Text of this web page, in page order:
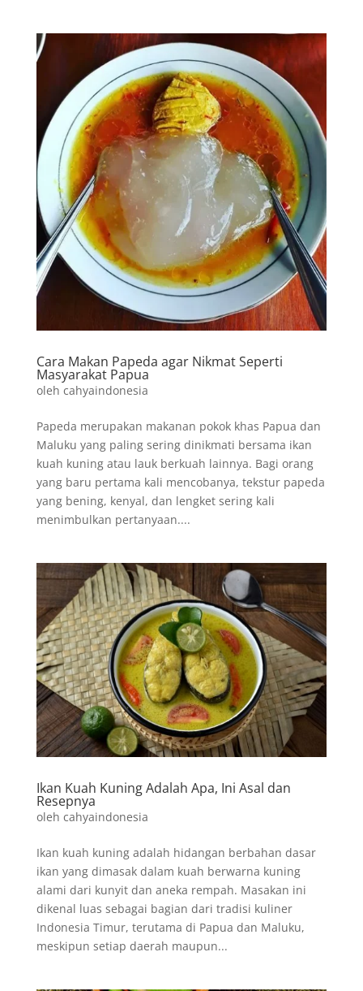
Cara Makan Papeda agar Nikmat Seperti
Masyarakat Papua
oleh cahyaindonesia
Papeda merupakan makanan pokok khas Papua dan
Maluku yang paling sering dinikmati bersama ikan
kuah kuning atau lauk berkuah lainnya. Bagi orang
yang baru pertama kali mencobanya, tekstur papeda
yang bening, kenyal, dan lengket sering kali
menimbulkan pertanyaan....
Ikan Kuah Kuning Adalah Apa, Ini Asal dan
Resepnya
oleh cahyaindonesia
Ikan kuah kuning adalah hidangan berbahan dasar
ikan yang dimasak dalam kuah berwarna kuning
alami dari kunyit dan aneka rempah. Masakan ini
dikenal luas sebagai bagian dari tradisi kuliner
Indonesia Timur, terutama di Papua dan Maluku,
meskipun setiap daerah maupun...